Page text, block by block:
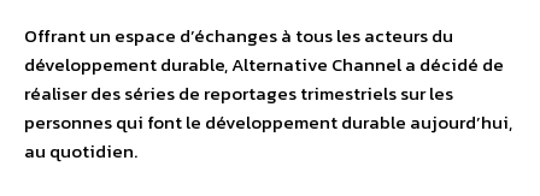
Offrant un espace d’échanges à tous les acteurs du
développement durable, Alternative Channel a décidé de
réaliser des séries de reportages trimestriels sur les
personnes qui font le développement durable aujourd’hui,
au quotidien.